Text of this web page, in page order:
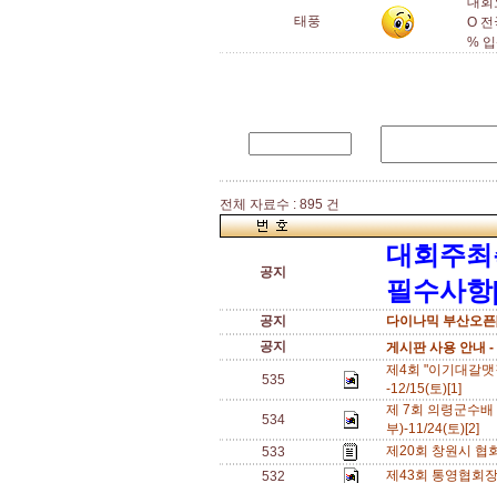
태풍
O 전
%
전체 자료수 : 895 건
공지
대회주
필수사
공지
다이나믹 부산오
공지
게시판 사용 안내 -
535
제4회 "이기대갈
-12/15(토)[1]
534
제 7회 의령군수
부)-11/24(토)[2]
533
제20회 창원시 협
532
제43회 통영협회